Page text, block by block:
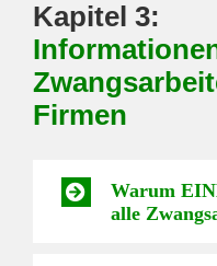
Kapitel 3:
Firmen
Warum
alle